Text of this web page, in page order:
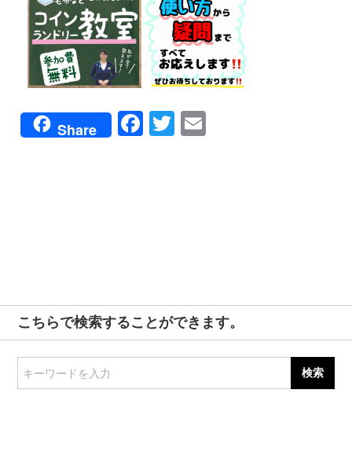
Share Facebook
Twitter
こちらで検索することができます。
キーワードを入力